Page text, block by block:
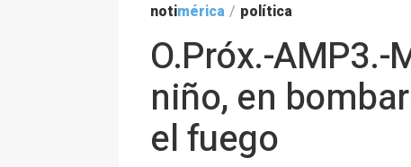
notimérica / política
O.Próx.-
niño, en
el fuego